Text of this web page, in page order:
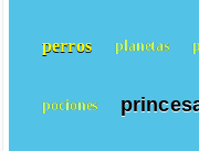
perros planetas
pociones